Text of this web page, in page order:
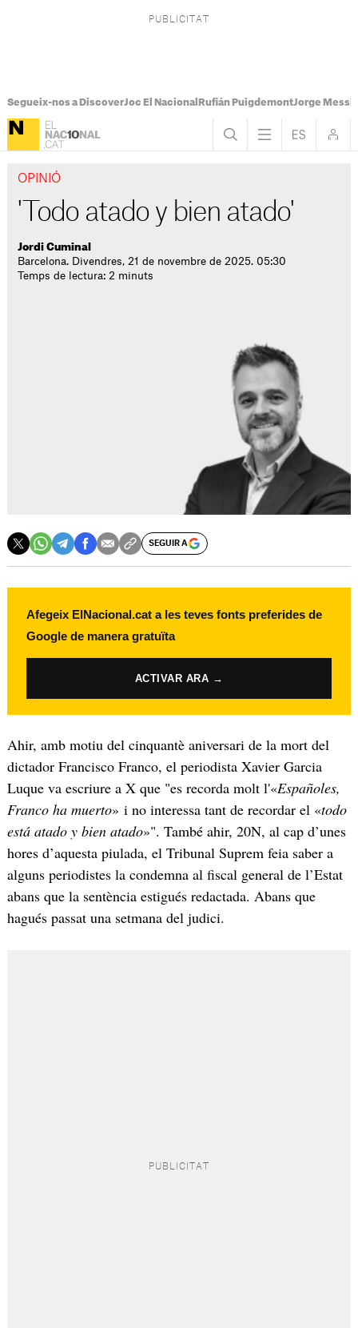
Segueix-nos a DiscoverJoc El Nacional Rufián PuigdemontJorge Messi
OPINIÓ
'Todo atado y bien atado'
Jordi Cuminal
Barcelona. Divendres, 21 de novembre de 2025. 05:30
Temps de lectura: 2 minuts
SEGUIR A
Afegeix ElNacional.cat a les teves fonts preferides de
Google de manera gratuïta
ACTIVAR ARA →
Ahir, amb motiu del cinquantè aniversari de la mort del
dictador Francisco Franco, el periodista Xavier Garcia
Luque va escriure a X que "es recorda molt l'«Españoles,
Franco ha muerto» i no interessa tant de recordar el «todo
está atado y bien atado»". També ahir, 20N, al cap d’unes
hores d’aquesta piulada, el Tribunal Suprem feia saber a
alguns periodistes la condemna al fiscal general de l’Estat
abans que la sentència estigués redactada. Abans que
hagués passat una setmana del judici.